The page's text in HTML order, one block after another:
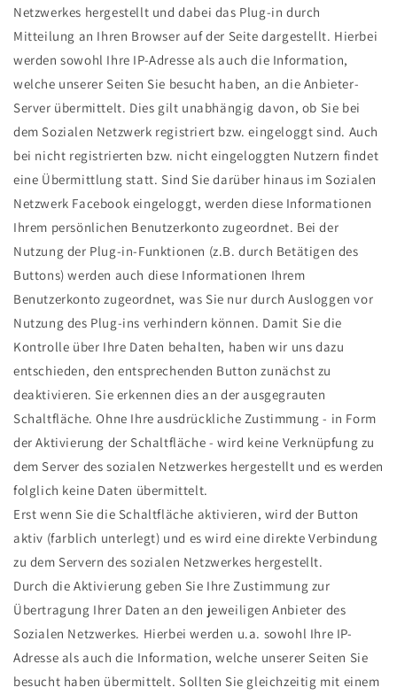
Netzwerkes hergestellt und dabei das Plug-in durch
Mitteilung an Ihren Browser auf der Seite dargestellt. Hierbei
werden sowohl Ihre IP-Adresse als auch die Information,
welche unserer Seiten Sie besucht haben, an die Anbieter-
Server übermittelt. Dies gilt unabhängig davon, ob Sie bei
dem Sozialen Netzwerk registriert bzw. eingeloggt sind. Auch
bei nicht registrierten bzw. nicht eingeloggten Nutzern findet
eine Übermittlung statt. Sind Sie darüber hinaus im Sozialen
Netzwerk Facebook eingeloggt, werden diese Informationen
Ihrem persönlichen Benutzerkonto zugeordnet. Bei der
Nutzung der Plug-in-Funktionen (z.B. durch Betätigen des
Buttons) werden auch diese Informationen Ihrem
Benutzerkonto zugeordnet, was Sie nur durch Ausloggen vor
Nutzung des Plug-ins verhindern können. Damit Sie die
Kontrolle über Ihre Daten behalten, haben wir uns dazu
entschieden, den entsprechenden Button zunächst zu
deaktivieren. Sie erkennen dies an der ausgegrauten
Schaltfläche. Ohne Ihre ausdrückliche Zustimmung - in Form
der Aktivierung der Schaltfläche - wird keine Verknüpfung zu
dem Server des sozialen Netzwerkes hergestellt und es werden
folglich keine Daten übermittelt.
Erst wenn Sie die Schaltfläche aktivieren, wird der Button
aktiv (farblich unterlegt) und es wird eine direkte Verbindung
zu dem Servern des sozialen Netzwerkes hergestellt.
Durch die Aktivierung geben Sie Ihre Zustimmung zur
Übertragung Ihrer Daten an den jeweiligen Anbieter des
Sozialen Netzwerkes. Hierbei werden u.a. sowohl Ihre IP-
Adresse als auch die Information, welche unserer Seiten Sie
besucht haben übermittelt. Sollten Sie gleichzeitig mit einem